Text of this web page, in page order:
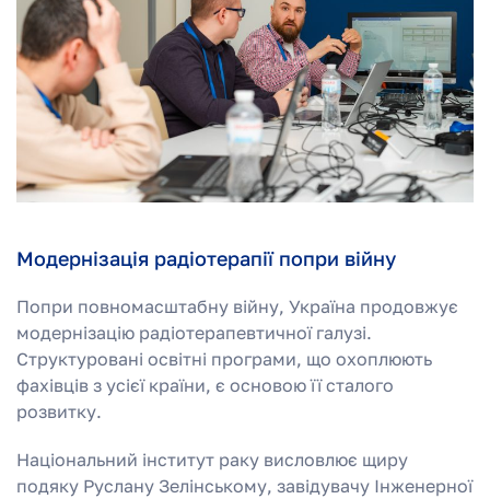
Модернізація радіотерапії попри війну
Попри повномасштабну війну, Україна продовжує
модернізацію радіотерапевтичної галузі.
Структуровані освітні програми, що охоплюють
фахівців з усієї країни, є основою її сталого
розвитку.
Національний інститут раку висловлює щиру
подяку Руслану Зелінському, завідувачу Інженерної